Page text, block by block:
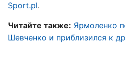
Sport.pl.
Читайте также: Ярмоленко
Шевченко и приблизился к